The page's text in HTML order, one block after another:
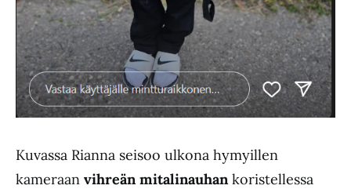
Kuvassa Rianna seisoo ulkona hymyillen
kameraan vihreän mitalinauhankoristellessa